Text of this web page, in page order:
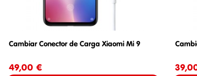
Cambiar Conector de Carga Xiaomi Mi 9
49,00 €